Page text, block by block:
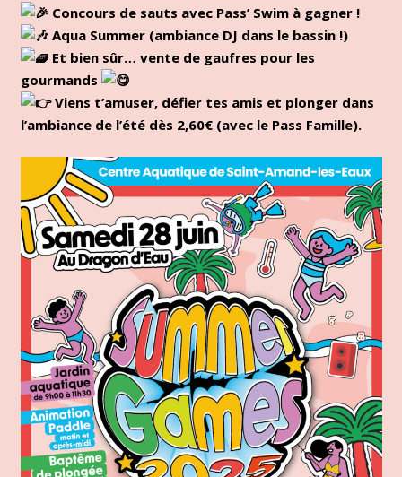
Concours de sauts avec Pass’ Swim à gagner !
Aqua Summer (ambiance DJ dans le bassin !)
Et bien sûr… vente de gaufres pour les
gourmands
Viens t’amuser, défier tes amis et plonger dans
l’ambiance de l’été dès 2,60€ (avec le Pass Famille).